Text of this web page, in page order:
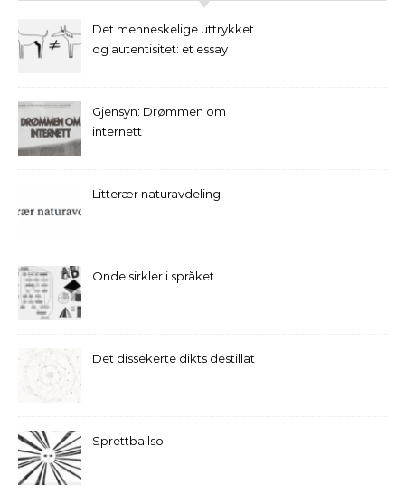
Det menneskelige uttrykket
og autentisitet: et essay
Gjensyn: Drømmen om
internett
Litterær naturavdeling
Onde sirkler i språket
Det dissekerte dikts destillat
Sprettballsol